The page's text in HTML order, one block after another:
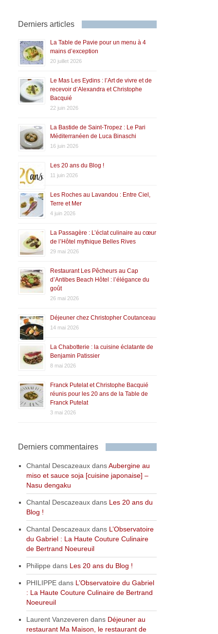
Derniers articles
La Table de Pavie pour un menu à 4
mains d’exception
20 juillet 2026
Le Mas Les Eydins : l’Art de vivre et de
recevoir d’Alexandra et Christophe
Bacquié
22 juin 2026
La Bastide de Saint-Tropez : Le Pari
Méditerranéen de Luca Binaschi
16 juin 2026
Les 20 ans du Blog !
11 juin 2026
Les Roches au Lavandou : Entre Ciel,
Terre et Mer
4 juin 2026
La Passagère : L’éclat culinaire au cœur
de l’Hôtel mythique Belles Rives
29 mai 2026
Restaurant Les Pêcheurs au Cap
d’Antibes Beach Hôtel : l’élégance du
goût
26 mai 2026
Déjeuner chez Christopher Coutanceau
14 mai 2026
La Chabotterie : la cuisine éclatante de
Benjamin Patissier
8 mai 2026
Franck Putelat et Christophe Bacquié
réunis pour les 20 ans de la Table de
Franck Putelat
3 mai 2026
Derniers commentaires
Chantal Descazeaux dansAubergine au
miso et sauce soja [cuisine japonaise] –
Nasu dengaku
Chantal Descazeaux dans Les 20 ans du
Blog !
Chantal Descazeaux dans L’Observatoire
du Gabriel : La Haute Couture Culinaire
de Bertrand Noeureuil
Philippe dans Les 20 ans du Blog !
PHILIPPE dans L’Observatoire du Gabriel
: La Haute Couture Culinaire de Bertrand
Noeureuil
Laurent Vanzeveren dans Déjeuner au
restaurant Ma Maison, le restaurant de